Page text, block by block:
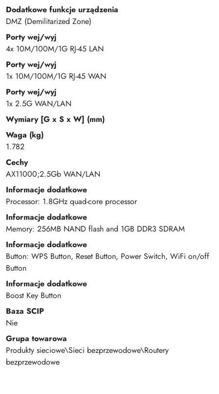
Dodatkowe funkcje urządzenia
DMZ (Demilitarized Zone)
Porty wej/wyj
4x 10M/100M/1G RJ-45 LAN
Porty wej/wyj
1x 10M/100M/1G RJ-45 WAN
Porty wej/wyj
1x 2.5G WAN/LAN
Wymiary [G x S x W] (mm)
Waga (kg)
1.782
Cechy
AX11000;2.5Gb WAN/LAN
Informacje dodatkowe
Processor: 1.8GHz quad-core processor
Informacje dodatkowe
Memory: 256MB NAND flash and 1GB DDR3 SDRAM
Informacje dodatkowe
Button: WPS Button, Reset Button, Power Switch, WiFi on/off
Button
Informacje dodatkowe
Boost Key Button
Baza SCIP
Nie
Grupa towarowa
Produkty sieciowe\Sieci bezprzewodowe\Routery
bezprzewodowe